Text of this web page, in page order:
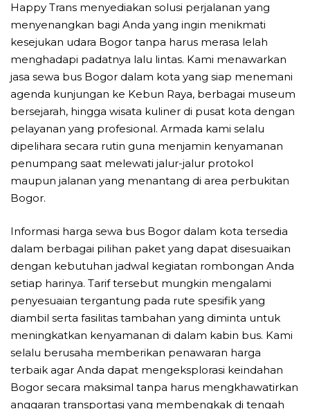
Happy Trans menyediakan solusi perjalanan yang
menyenangkan bagi Anda yang ingin menikmati
kesejukan udara Bogor tanpa harus merasa lelah
menghadapi padatnya lalu lintas. Kami menawarkan
jasa sewa bus Bogor dalam kota yang siap menemani
agenda kunjungan ke Kebun Raya, berbagai museum
bersejarah, hingga wisata kuliner di pusat kota dengan
pelayanan yang profesional. Armada kami selalu
dipelihara secara rutin guna menjamin kenyamanan
penumpang saat melewati jalur-jalur protokol
maupun jalanan yang menantang di area perbukitan
Bogor.
Informasi harga sewa bus Bogor dalam kota tersedia
dalam berbagai pilihan paket yang dapat disesuaikan
dengan kebutuhan jadwal kegiatan rombongan Anda
setiap harinya. Tarif tersebut mungkin mengalami
penyesuaian tergantung pada rute spesifik yang
diambil serta fasilitas tambahan yang diminta untuk
meningkatkan kenyamanan di dalam kabin bus. Kami
selalu berusaha memberikan penawaran harga
terbaik agar Anda dapat mengeksplorasi keindahan
Bogor secara maksimal tanpa harus mengkhawatirkan
anggaran transportasi yang membengkak di tengah